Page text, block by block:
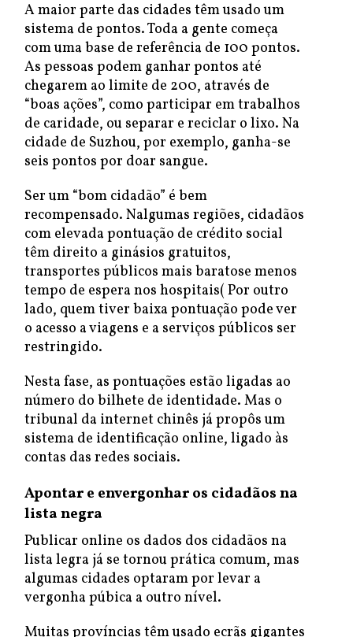
A maior parte das cidades têm usado um
sistema de pontos. Toda a gente começa
com uma base de referência de 100 pontos.
As pessoas podem ganhar pontos até
chegarem ao limite de 200, através de
“boas ações”, como participar em trabalhos
de caridade, ou separar e reciclar o lixo. Na
cidade de Suzhou, por exemplo, ganha-se
seis pontos por doar sangue.
Ser um “bom cidadão” é bem
recompensado. Nalgumas regiões, cidadãos
com elevada pontuação de crédito social
têm direito a ginásios gratuitos,
transportes públicos mais baratose menos
tempo de espera nos hospitais( Por outro
lado, quem tiver baixa pontuação pode ver
o acesso a viagens e a serviços públicos ser
restringido.
Nesta fase, as pontuações estão ligadas ao
número do bilhete de identidade. Mas o
tribunal da internet chinês já propôs um
sistema de identificação online, ligado às
contas das redes sociais.
Apontar e envergonhar os cidadãos na
lista negra
Publicar online os dados dos cidadãos na
lista legra já se tornou prática comum, mas
algumas cidades optaram por levar a
vergonha púbica a outro nível.
Muitas províncias têm usado ecrãs gigantes